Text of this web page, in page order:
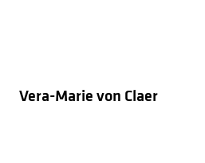
Vera-Marie von Claer